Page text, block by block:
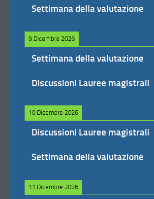
Settimana della valutazione
9 Dicembre 2026
Settimana della valutazione
Discussioni Lauree magistrali
10 Dicembre 2026
Discussioni Lauree magistrali
Settimana della valutazione
11 Dicembre 2026